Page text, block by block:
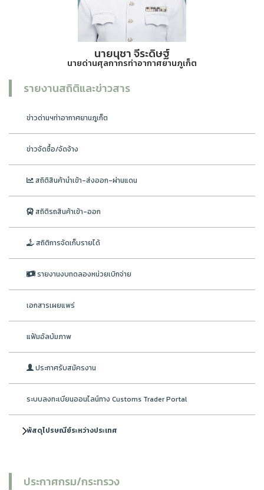
นายนุชา จีระดิษฐ์
นายด่านศุลกากรท่าอากาศยานภูเก็ต
รายงานสถิติและข่าวสาร
ข่าวด่านฯท่าอากาศยานภูเก็ต
ข่าวจัดซื้อ/จัดจ้าง
สถิติสินค้านำเข้า-ส่งออก-ผ่านแดน
สถิติรถสินค้าเข้า-ออก
สถิติการจัดเก็บรายได้
รายงานงบทดลองหน่วยเบิกจ่าย
เอกสารเผยแพร่
แฟ้มอัลบัมภาพ
ประกาศรับสมัครงาน
ระบบลงทะเบียนออนไลน์ทาง Customs Trader Portal
พัสดุไปรษณีย์ระหว่างประเทศ
ประกาศกรม/กระทรวง